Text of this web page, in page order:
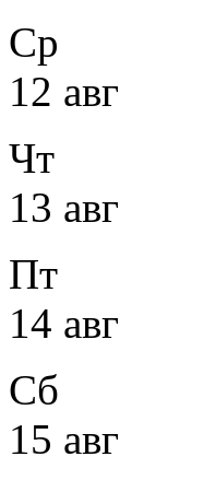
Ср
12 авг
Чт
13 авг
Пт
14 авг
Сб
15 авг